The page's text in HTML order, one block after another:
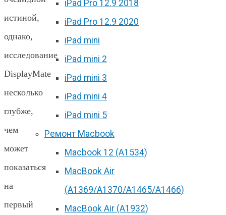
iPad Pro 12.9 2018
iPad Pro 12.9 2020
iPad mini
iPad mini 2
iPad mini 3
iPad mini 4
iPad mini 5
Ремонт Macbook
Macbook 12 (А1534)
MacBook Air
(A1369/A1370/A1465/A1466)
MacBook Air (A1932)
истиной,
однако,
исследование
DisplayMate
несколько
глубже,
чем
может
показаться
на
первый